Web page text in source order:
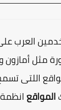
العرب على
أمازون و
اللتى تسمح
انظمة